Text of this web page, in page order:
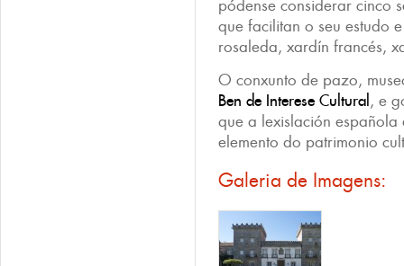
pódense considerar cinco
que facilitan o seu estudo
rosaleda, xardín francés,
O conxunto de pazo,
Ben de Interese Cultural , e
que a lexislación
elemento do patrimonio
Galeria de Imagens: